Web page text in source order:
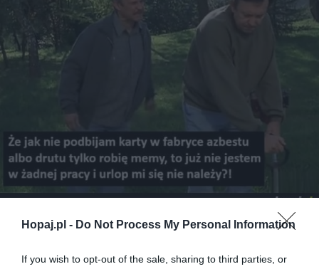
Hopaj.pl - Do Not Process My Personal Information
If you wish to opt-out of the sale, sharing to third parties, or
57
Kopiuj link